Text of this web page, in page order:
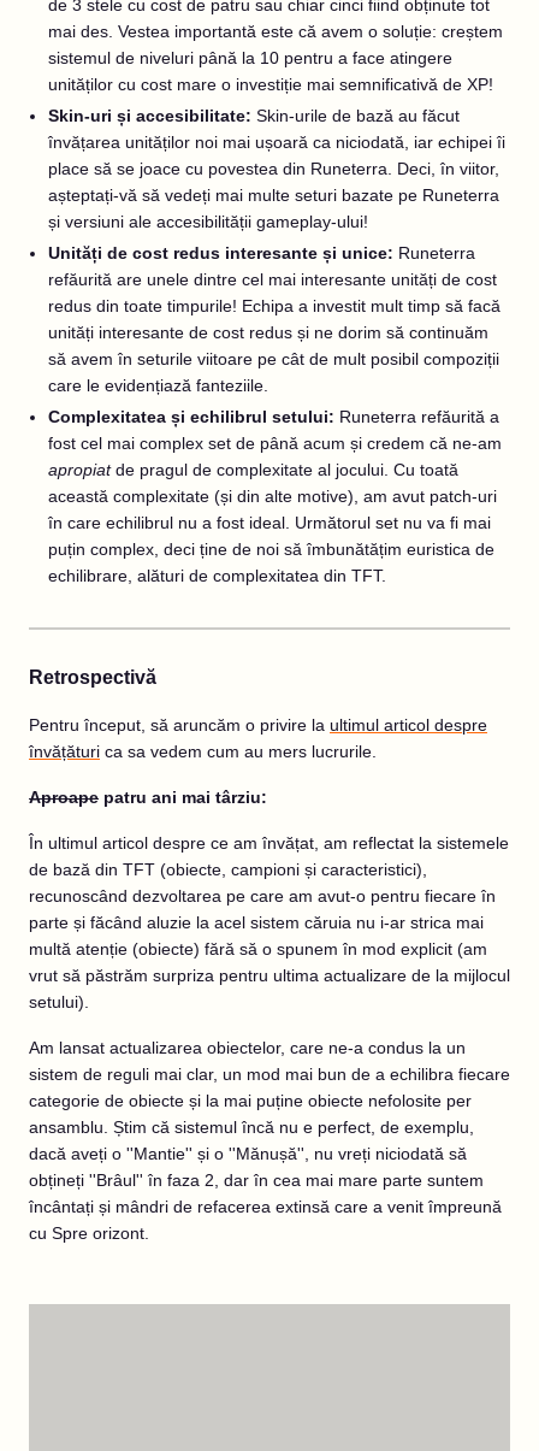
de 3 stele cu cost de patru sau chiar cinci fiind obținute tot
mai des. Vestea importantă este că avem o soluție: creștem
sistemul de niveluri până la 10 pentru a face atingere
unităților cu cost mare o investiție mai semnificativă de XP!
Skin-uri și accesibilitate: Skin-urile de bază au făcut
învățarea unităților noi mai ușoară ca niciodată, iar echipei îi
place să se joace cu povestea din Runeterra. Deci, în viitor,
așteptați-vă să vedeți mai multe seturi bazate pe Runeterra
și versiuni ale accesibilității gameplay-ului!
Unități de cost redus interesante și unice: Runeterra
refăurită are unele dintre cel mai interesante unități de cost
redus din toate timpurile! Echipa a investit mult timp să facă
unități interesante de cost redus și ne dorim să continuăm
să avem în seturile viitoare pe cât de mult posibil compoziții
care le evidențiază fanteziile.
Complexitatea și echilibrul setului: Runeterra refăurită a
fost cel mai complex set de până acum și credem că ne-am
apropiatde pragul de complexitate al jocului. Cu toată
această complexitate (și din alte motive), am avut patch-uri
în care echilibrul nu a fost ideal. Următorul set nu va fi mai
puțin complex, deci ține de noi să îmbunătățim euristica de
echilibrare, alături de complexitatea din TFT.
Retrospectivă
Pentru început, să aruncăm o privire la ultimul articol despre
învățături ca sa vedem cum au mers lucrurile.
Aproape patru ani mai târziu:
În ultimul articol despre ce am învățat, am reflectat la sistemele
de bază din TFT (obiecte, campioni și caracteristici),
recunoscând dezvoltarea pe care am avut-o pentru fiecare în
parte și făcând aluzie la acel sistem căruia nu i-ar strica mai
multă atenție (obiecte) fără să o spunem în mod explicit (am
vrut să păstrăm surpriza pentru ultima actualizare de la mijlocul
setului).
Am lansat actualizarea obiectelor, care ne-a condus la un
sistem de reguli mai clar, un mod mai bun de a echilibra fiecare
categorie de obiecte și la mai puține obiecte nefolosite per
ansamblu. Știm că sistemul încă nu e perfect, de exemplu,
dacă aveți o ''Mantie'' și o ''Mănușă'', nu vreți niciodată să
obțineți ''Brâul'' în faza 2, dar în cea mai mare parte suntem
încântați și mândri de refacerea extinsă care a venit împreună
cu Spre orizont.